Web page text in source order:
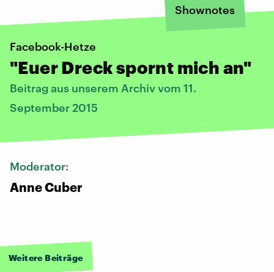
Shownotes
Facebook-Hetze
"Euer Dreck spornt mich an"
Beitrag aus unserem Archiv vom 11.
September 2015
Moderator:
Anne Cuber
Weitere Beiträge